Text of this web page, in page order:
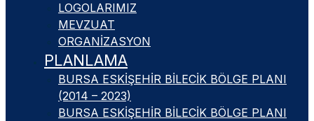
LOGOLARIMIZ
MEVZUAT
ORGANIZASYON
PLANLAMA
BURSA ESKIŞEHIR BILECIK BÖLGE PLANI
(2014 – 2023)
BURSA ESKIŞEHIR BILECIK BÖLGE PLANI